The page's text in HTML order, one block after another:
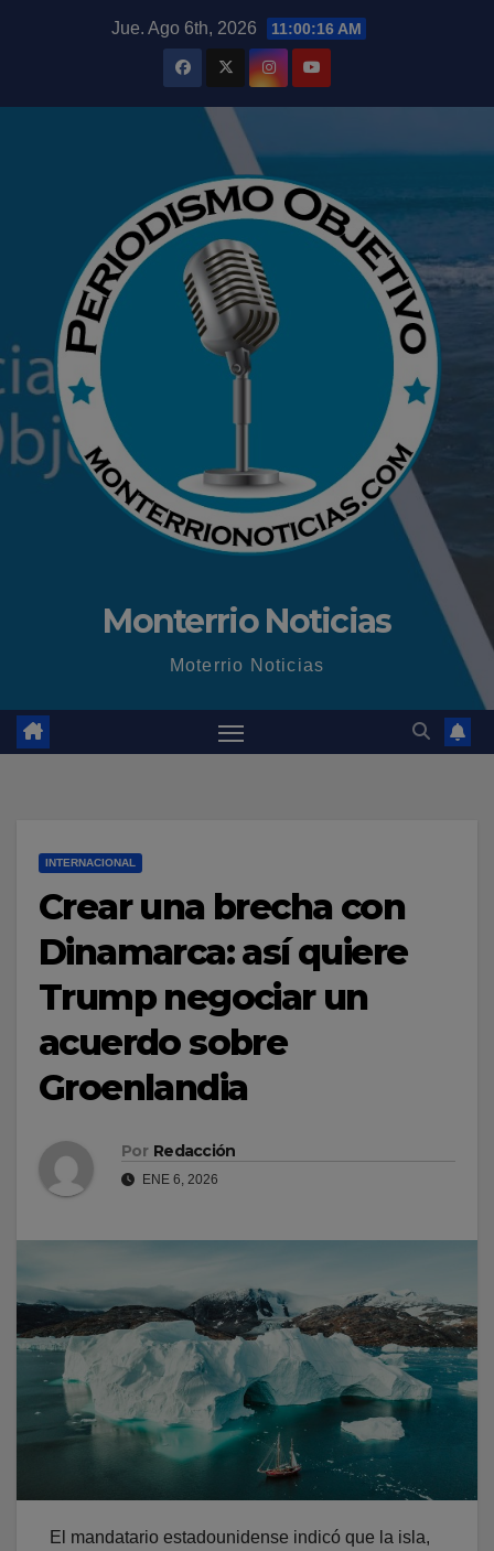
Jue. Ago 6th, 2026 11:00:17 AM
Monterrio Noticias
Moterrio Noticias
INTERNACIONAL
Crear una brecha con
Dinamarca: así quiere
Trump negociar un
acuerdo sobre
Groenlandia
Por Redacción
ENE 6, 2026
El mandatario estadounidense indicó que la isla,
modal-check